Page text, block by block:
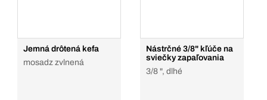
Jemná drôtená kefa
mosadz zvlnená
Nástrčné 3/8" kľúče na
sviečky zapaľovania
3/8 ", dlhé